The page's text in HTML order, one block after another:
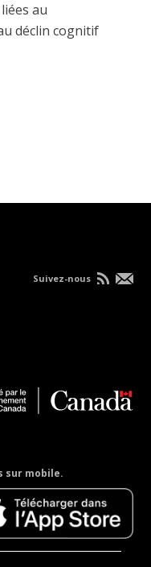
au
déclin cognitif
sur mobile.
Suivez-nous